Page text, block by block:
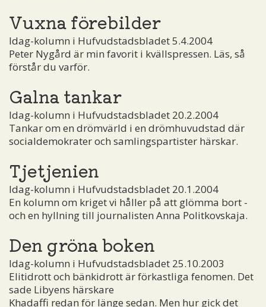
Vuxna förebilder
Idag-kolumn i Hufvudstadsbladet 5.4.2004
Peter Nygård är min favorit i kvällspressen. Läs, så
förstår du varför.
Galna tankar
Idag-kolumn i Hufvudstadsbladet 20.2.2004
Tankar om en drömvärld i en drömhuvudstad där
socialdemokrater och samlingspartister härskar.
Tjetjenien
Idag-kolumn i Hufvudstadsbladet 20.1.2004
En kolumn om kriget vi håller på att glömma bort ­
och en hyllning till journalisten Anna Politkovskaja.
Den gröna boken
Idag-kolumn i Hufvudstadsbladet 25.10.2003
Elitidrott och bänkidrott är förkastliga fenomen. Det
sade Libyens härskare
Khadaffi redan för länge sedan. Men hur gick det